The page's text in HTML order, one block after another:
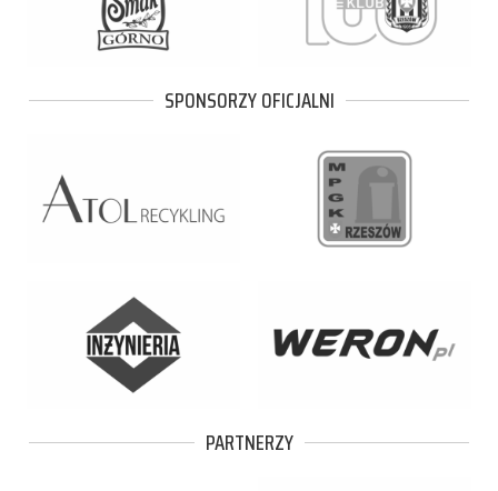
SPONSORZY OFICJALNI
PARTNERZY